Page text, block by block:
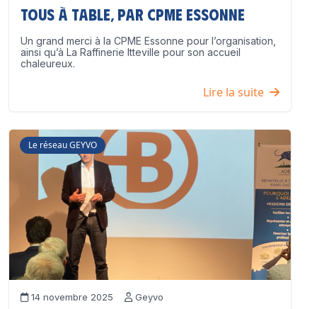
Tous à table, par CPME Essonne
Un grand merci à la CPME Essonne pour l’organisation,
ainsi qu’à La Raffinerie Itteville pour son accueil
chaleureux.
Lire la suite
Le réseau GEYVO
14 novembre 2025 Geyvo